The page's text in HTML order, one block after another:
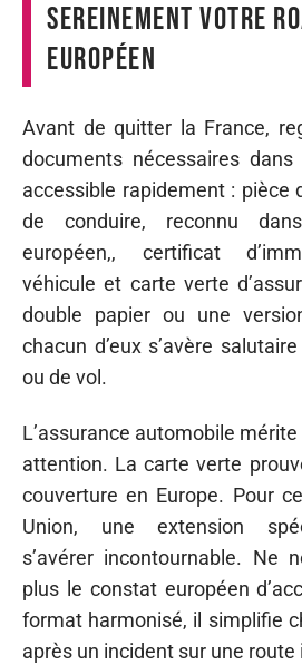
sereinement votre
européen
Avant de quitter la France,
documents nécessaires
accessible rapidement : pièce
de conduire, reconnu
européen,, certificat
véhicule et carte verte
double papier ou une
chacun d’eux s’avère
ou de vol.
L’assurance automobile
attention. La carte verte
couverture en Europe. Pour
Union, une extension
s’avérer incontournable. Ne
plus le constat européen
format harmonisé, il simplifie
après un incident sur une route